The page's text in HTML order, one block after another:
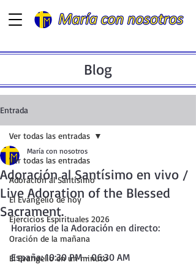
Blog
Entrada
Ver todas las entradas
Adoración al Santísimo
El Evangelio de hoy
Ejercicios Espirituales 2026
Oración de la mañana
El Evangelio en un minuto
Ver todas las entradas
Adoración al Santísimo en vivo /
Live Adoration of the Blessed
Sacrament.
María con nosotros
Horarios de la Adoración en directo:
España: 10:30 PM - 06:30 AM